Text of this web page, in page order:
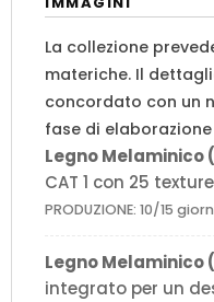
La collezione
materiche. Il
concordato con un
fase di elaborazione
Legno Melaminico
CAT 1 con 25
PRODUZIONE: 10/15
Legno Melaminico
integrato per un